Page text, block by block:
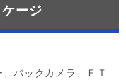
ージ
バックカメラ、ＥＴ